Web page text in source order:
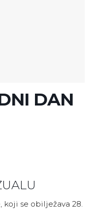
DAN
se obilježava 28.